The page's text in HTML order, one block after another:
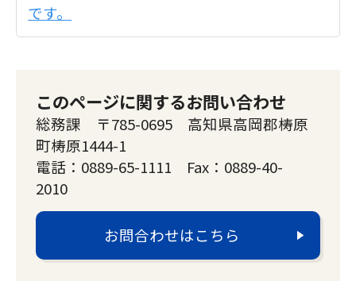
です。
このページに関するお問い合わせ
総務課 〒785-0695 高知県高岡郡梼原
町梼原1444-1
電話：0889-65-1111 Fax：0889-40-
2010
お問合わせはこちら